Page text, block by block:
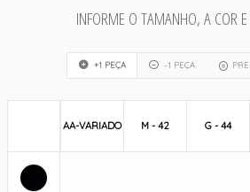
INFORME O TAMANHO, A COR
+1 PEÇA -1 PEÇA
AA-VARIADO M - 42 G - 44